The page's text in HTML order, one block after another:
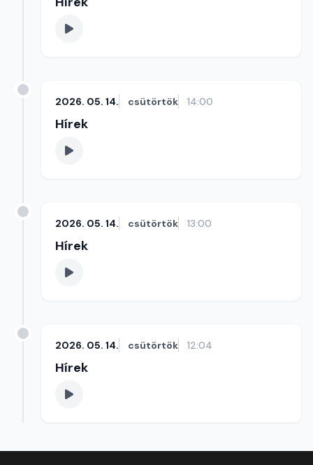
2026. 05. 14. csütörtök 14:00
Hírek
2026. 05. 14. csütörtök 13:00
Hírek
2026. 05. 14. csütörtök 12:04
Hírek